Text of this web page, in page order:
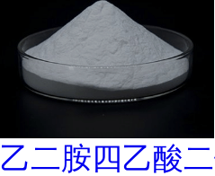
乙二胺四乙酸